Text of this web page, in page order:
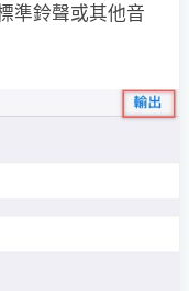
準鈴聲或其他音